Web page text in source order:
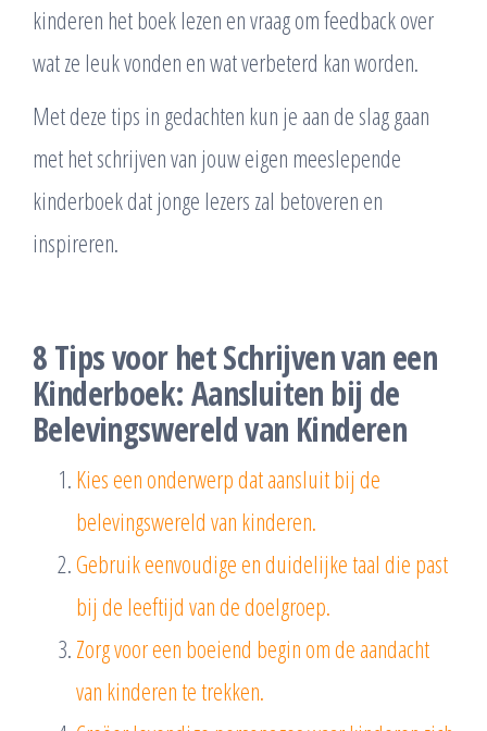
kinderen het boek lezen en vraag om feedback over
wat ze leuk vonden en wat verbeterd kan worden.
Met deze tips in gedachten kun je aan de slag gaan
met het schrijven van jouw eigen meeslepende
kinderboek dat jonge lezers zal betoveren en
inspireren.
8 Tips voor het Schrijven van een
Kinderboek: Aansluiten bij de
Belevingswereld van Kinderen
Kies een onderwerp dat aansluit bij de
belevingswereld van kinderen.
Gebruik eenvoudige en duidelijke taal die past
bij de leeftijd van de doelgroep.
Zorg voor een boeiend begin om de aandacht
van kinderen te trekken.